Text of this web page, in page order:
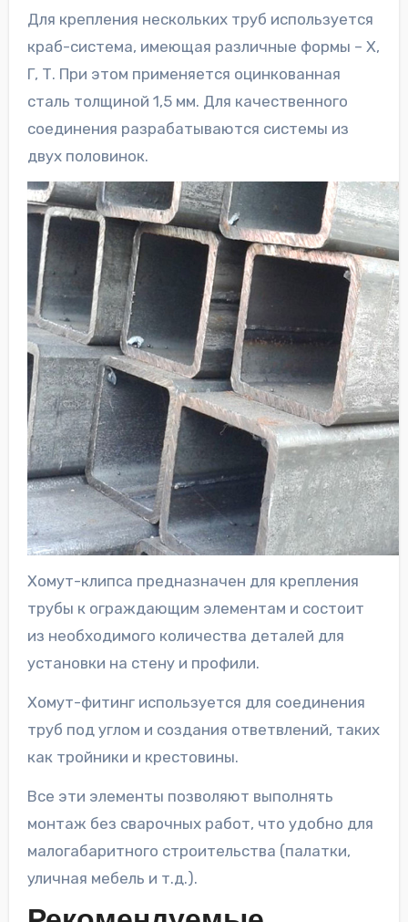
Для крепления нескольких труб используется
краб-система, имеющая различные формы – Х,
Г, Т. При этом применяется оцинкованная
сталь толщиной 1,5 мм. Для качественного
соединения разрабатываются системы из
двух половинок.
Хомут-клипса предназначен для крепления
трубы к ограждающим элементам и состоит
из необходимого количества деталей для
установки на стену и профили.
Хомут-фитинг используется для соединения
труб под углом и создания ответвлений, таких
как тройники и крестовины.
Все эти элементы позволяют выполнять
монтаж без сварочных работ, что удобно для
малогабаритного строительства (палатки,
уличная мебель и т.д.).